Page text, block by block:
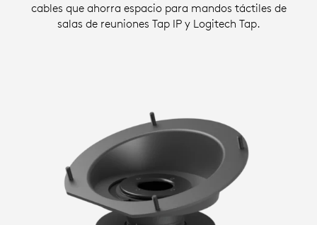
cables que ahorra espacio para mandos táctiles de
salas de reuniones Tap IP y Logitech Tap.